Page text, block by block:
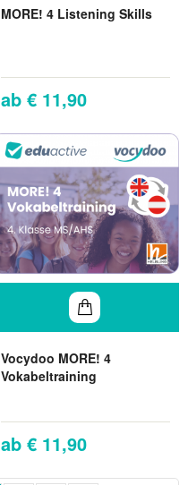
MORE! 4 Listening Skills
€ 11,90
Vocydoo MORE! 4
Vokabeltraining
€ 11,90